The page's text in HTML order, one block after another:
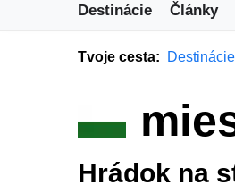
Destinácie Články
Tvoje cesta: Destinácie
Hrádok na